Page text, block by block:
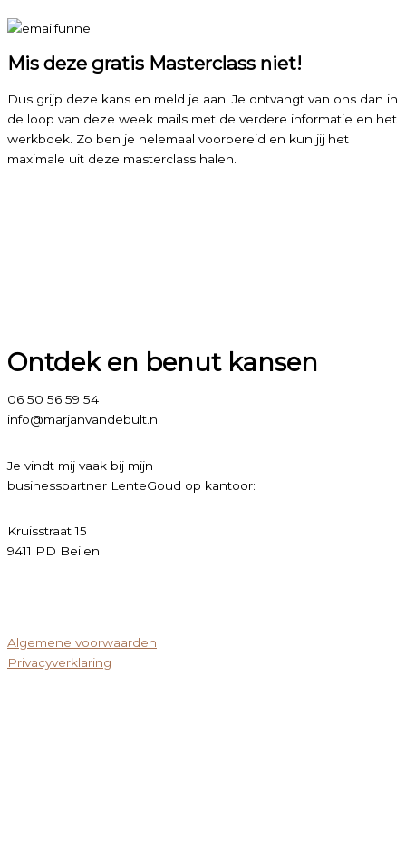
Mis deze gratis Masterclass niet!
Dus grijp deze kans en meld je aan. Je ontvangt van ons dan in
de loop van deze week mails met de verdere informatie en het
werkboek. Zo ben je helemaal voorbereid en kun jij het
maximale uit deze masterclass halen.
Ontdek en benut kansen
06 50 56 59 54
info@marjanvandebult.nl
Je vindt mij vaak bij mijn
businesspartner LenteGoud op kantoor:
Kruisstraat 15
9411 PD Beilen
Algemene voorwaarden
Privacyverklaring